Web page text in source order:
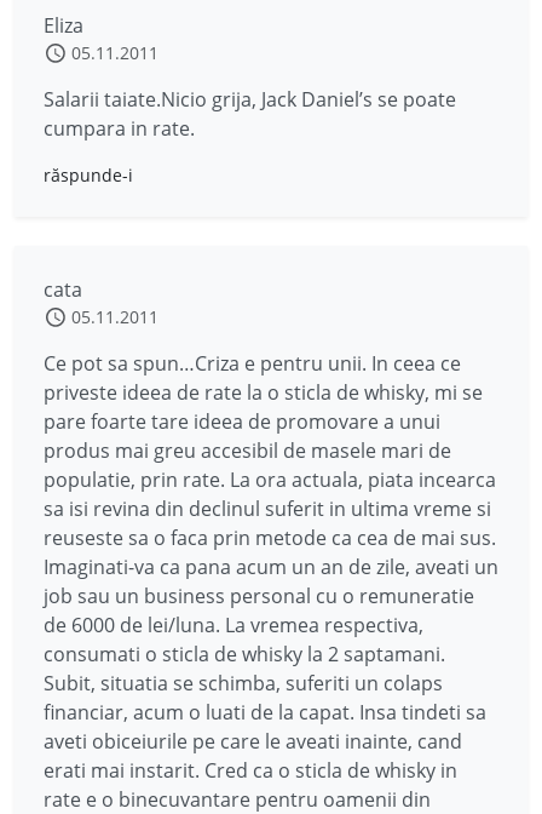
Eliza
05.11.2011
Salarii taiate.Nicio grija, Jack Daniel’s se poate
cumpara in rate.
răspunde-i
cata
05.11.2011
Ce pot sa spun…Criza e pentru unii. In ceea ce
priveste ideea de rate la o sticla de whisky, mi se
pare foarte tare ideea de promovare a unui
produs mai greu accesibil de masele mari de
populatie, prin rate. La ora actuala, piata incearca
sa isi revina din declinul suferit in ultima vreme si
reuseste sa o faca prin metode ca cea de mai sus.
Imaginati-va ca pana acum un an de zile, aveati un
job sau un business personal cu o remuneratie
de 6000 de lei/luna. La vremea respectiva,
consumati o sticla de whisky la 2 saptamani.
Subit, situatia se schimba, suferiti un colaps
financiar, acum o luati de la capat. Insa tindeti sa
aveti obiceiurile pe care le aveati inainte, cand
erati mai instarit. Cred ca o sticla de whisky in
rate e o binecuvantare pentru oamenii din